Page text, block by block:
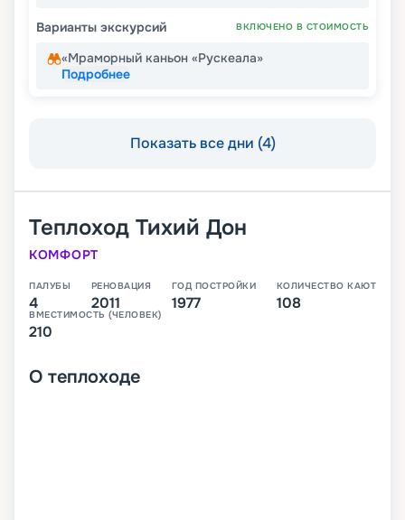
Варианты экскурсий ВКЛЮЧЕНО В СТОИМОСТЬ
«Мраморный каньон «Рускеала»
Подробнее
Показать все дни (4)
Теплоход Тихий Дон
КОМФОРТ
ПАЛУБЫ
4
РЕНОВАЦИЯ
2011
ГОД ПОСТРОЙКИ
1977
КОЛИЧЕСТВО КАЮТ
108
ВМЕСТИМОСТЬ (ЧЕЛОВЕК)
210
О теплоходе